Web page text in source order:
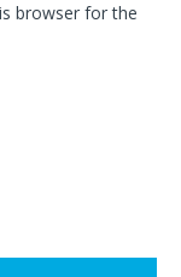
browser for the